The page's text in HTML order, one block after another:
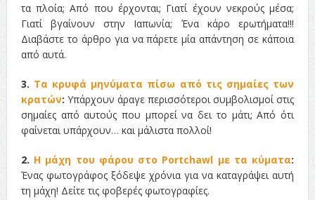
τα πλοία; Από που έρχονται; Γιατί έχουν νεκρούς μέσα;
Γιατί βγαίνουν στην Ιαπωνία; Ένα κάρο ερωτήματα!!!
Διαβάστε το άρθρο για να πάρετε μία απάντηση σε κάποια
από αυτά.
3. Τα κρυφά μηνύματα πίσω από τις σημαίες των
κρατών: Υπάρχουν άραγε περισσότεροι συμβολισμοί στις
σημαίες από αυτούς που μπορεί να δει το μάτι; Από ότι
φαίνεται υπάρχουν… και μάλιστα πολλοί!
2. Η μάχη του φάρου στο Portchawl με τα κύματα:
Ένας φωτογράφος ξόδεψε χρόνια για να καταγράψει αυτή
τη μάχη! Δείτε τις φοβερές φωτογραφίες.